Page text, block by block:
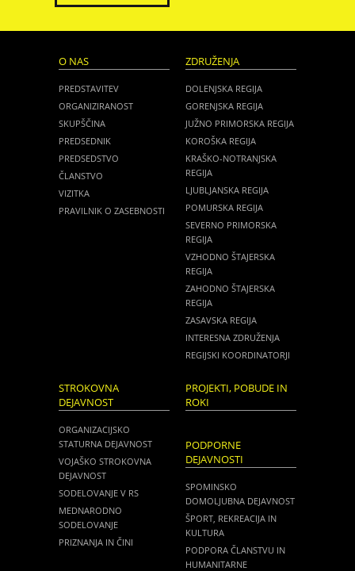
O NAS
PREDSTAVITEV
ORGANIZIRANOST
SKUPŠČINA
PREDSEDNIK
PREDSEDSTVO
ČLANSTVO
VIZITKA
PRAVILNIK O ZASEBNOSTI
ZDRUŽENJA
DOLENJSKA REGIJA
GORENJSKA REGIJA
JUŽNO PRIMORSKA REGIJA
KOROŠKA REGIJA
KRAŠKO-NOTRANJSKA
REGIJA
LJUBLJANSKA REGIJA
POMURSKA REGIJA
SEVERNO PRIMORSKA
REGIJA
VZHODNO ŠTAJERSKA
REGIJA
ZAHODNO ŠTAJERSKA
REGIJA
ZASAVSKA REGIJA
INTERESNA ZDRUŽENJA
REGIJSKI KOORDINATORJI
STROKOVNA
DEJAVNOST
ORGANIZACIJSKO
STATURNA DEJAVNOST
VOJAŠKO STROKOVNA
DEJAVNOST
SODELOVANJE V RS
MEDNARODNO
SODELOVANJE
PRIZNANJA IN ČINI
PROJEKTI, POBUDE IN
ROKI
PODPORNE
DEJAVNOSTI
SPOMINSKO
DOMOLJUBNA DEJAVNOST
ŠPORT, REKREACIJA IN
KULTURA
PODPORA ČLANSTVU IN
HUMANITARNE